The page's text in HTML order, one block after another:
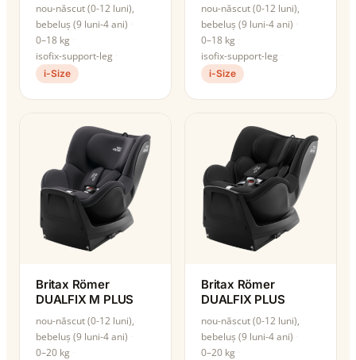
nou-născut (0-12 luni),
bebeluș (9 luni-4 ani)
0–18 kg
isofix-support-leg
i-Size
nou-născut (0-12 luni),
bebeluș (9 luni-4 ani)
0–18 kg
isofix-support-leg
i-Size
Britax Römer
DUALFIX M PLUS
nou-născut (0-12 luni),
bebeluș (9 luni-4 ani)
0–20 kg
Britax Römer
DUALFIX PLUS
nou-născut (0-12 luni),
bebeluș (9 luni-4 ani)
0–20 kg